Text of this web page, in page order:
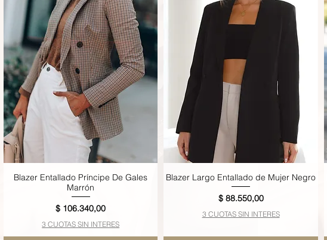
Vista rápida
Blazer Entallado Príncipe De Gales
Marrón
Precio
$ 106.340,00
3 CUOTAS SIN INTERES
Vista rápida
Blazer Largo Entallado de Mujer Negro
Precio
$ 88.550,00
3 CUOTAS SIN INTERES